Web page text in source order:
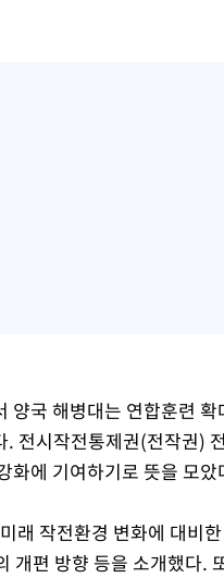
양국 해병대는 연합훈련
. 전시작전통제권(전작권)
화에 기여하기로 뜻을 모았
래 작전환경 변화에 대비
개편 방향 등을 소개했다.